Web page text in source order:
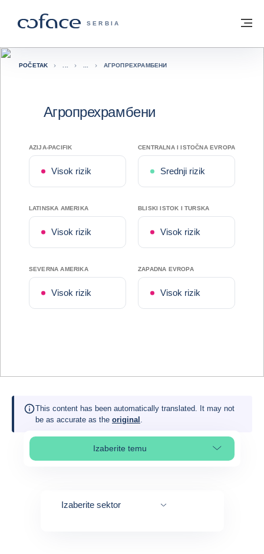
COFACE FOR TRADE - POČETNA
SERBIA
Povratak na početnu stranicu
POČETAK АГРОПРЕХРАМБЕНИ
Агропрехрамбени
AZIJA-PACIFIK
Visok rizik
CENTRALNA I ISTOČNA EVROPA
Srednji rizik
LATINSKA AMERIKA
Visok rizik
BLISKI ISTOK I TURSKA
Visok rizik
SEVERNA AMERIKA
Visok rizik
ZAPADNA EVROPA
Visok rizik
This content has been automatically translated. It may not
be as accurate as the original .
Izaberite temuSelect page section
Izaberite sektor